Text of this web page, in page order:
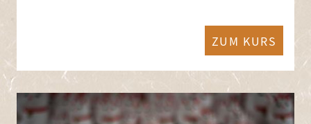
ZUM KURS